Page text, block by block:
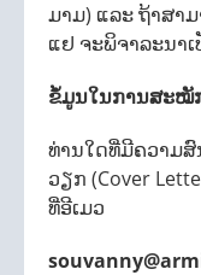
ມາມ) ແລະ ຖ້າສາ
ແຢ ຈະພິຈາລະນາ
ຂໍ້ມູນໃນການສະໝັ
ທ່ານໃດທີ່ມີຄວາມ
ວຽກ (Cover
ທີ່ອີເມວ